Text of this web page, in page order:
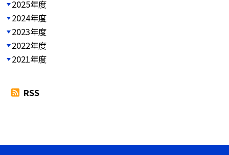
2025年度
2024年度
2023年度
2022年度
2021年度
RSS